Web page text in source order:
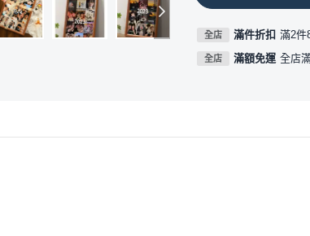
全店 滿件折扣 滿2件
全店 滿額免運 全店